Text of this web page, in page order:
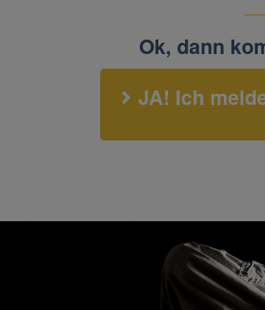
Ok, dann
JA! Ich